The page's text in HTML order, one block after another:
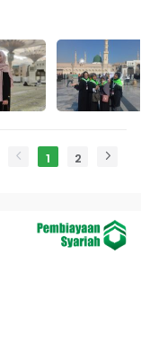
1 2